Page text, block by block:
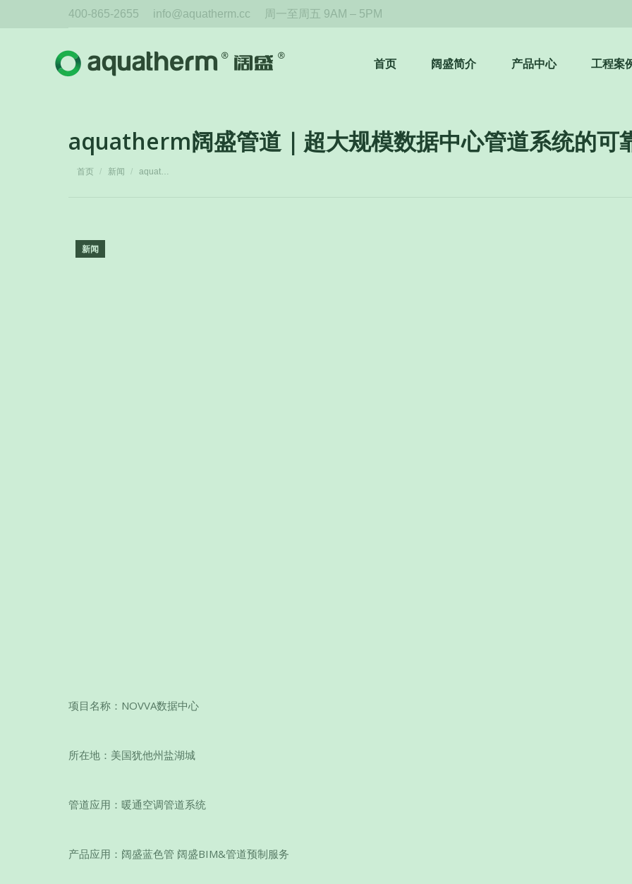
400-865-2655 info@aquatherm.cc 周一至周五 9AM – 5PM
首页 阔盛简介 产品中心 工程案
aquatherm阔盛管道｜超大规模数据中心管道系统的可
您在这里：
首页 新闻 aquat…
新闻
项目名称：NOVVA数据中心
所在地：美国犹他州盐湖城
管道应用：暖通空调管道系统
产品应用：阔盛蓝色管 阔盛BIM&管道预制服务